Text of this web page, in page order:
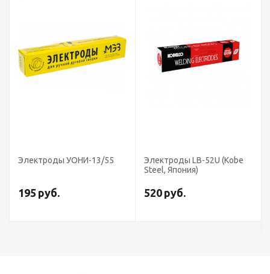
Электроды УОНИ-13/55
195 руб.
Электроды LB-52U (Kobe
Steel, Япония)
520 руб.